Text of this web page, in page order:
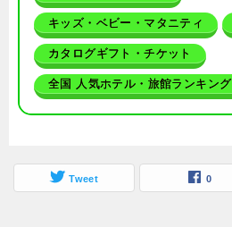
キッズ・ベビー・マタニティ
カタログギフト・チケット
全国 人気ホテル・旅館ランキング
Tweet 0